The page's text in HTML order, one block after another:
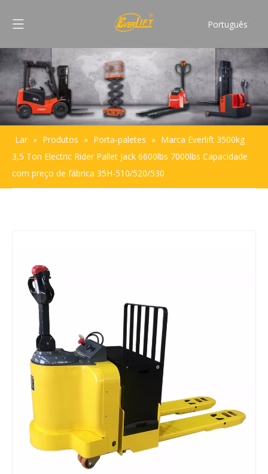
Português
Français
Pусский
Español
Lar » Produtos » Porta-paletes » Marca Everlift 3500kg
3,5 Ton Electric Rider Pallet Jack 6600lbs 7000lbs Capacidade
com preço de fábrica 35H-510/520/530